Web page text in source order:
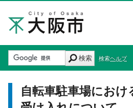
検索 検索ヘルプ
自転車駐車場におけ